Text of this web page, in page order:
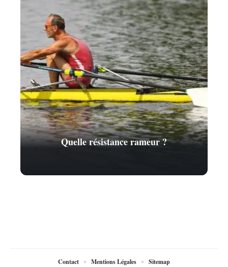
Quelle résistance rameur ?
Contact Mentions Légales Sitemap